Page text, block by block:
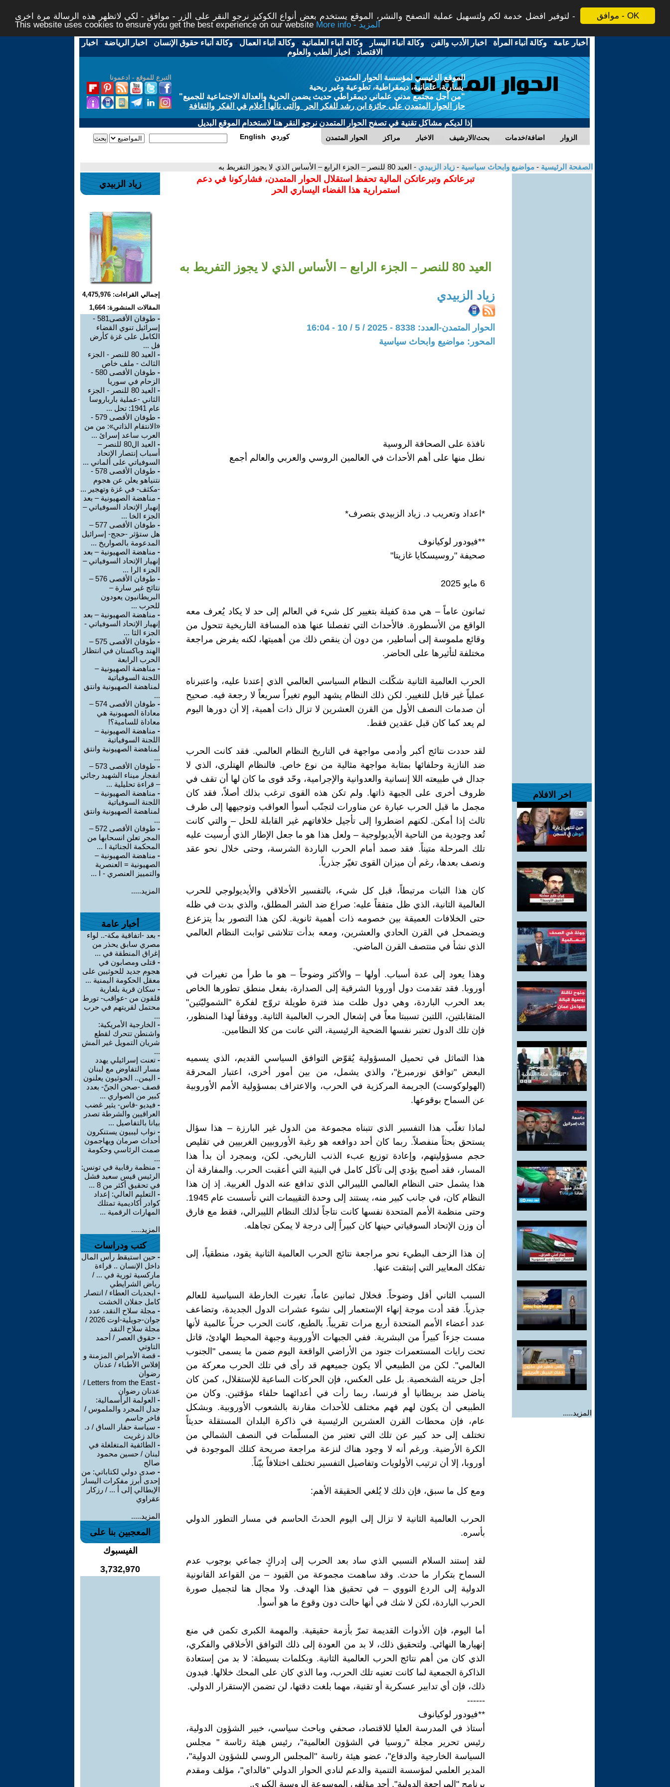
موافق - OK
لتوفير افضل خدمة لكم ولتسهيل عملية التصفح والنشر، الموقع يستخدم بعض أنواع الكوكيز نرجو النقر على الزر - موافق - لكي لاتظهر هذه الرسالة مرة اخرى -
This website uses cookies to ensure you get the best experience on our website
More info - المزيد
أخبار عامة -وكالة أنباء المرأة - اخبار الأدب والفن -وكالة أنباء اليسار -وكالة أنباء العلمانية -وكالة أنباء العمال -وكالة أنباء حقوق الإنسان - اخبار الرياضة - اخبار
الاقتصاد - اخبار الطب والعلوم
التبرع للموقع - ادعمونا
الموقع الرئيسي لمؤسسة الحوار المتمدن
يسارية، علمانية، ديمقراطية، تطوعية وغير ربحية
"من أجل مجتمع مدني علماني ديمقراطي حديث يضمن الحرية والعدالة الاجتماعية للجميع"
حاز الحوار المتمدن على جائزة ابن رشد للفكر الحر والتى نالها أعلام في الفكر والثقافة
إذا لديكم مشاكل تقنية في تصفح الحوار المتمدن نرجو النقر هنا لاستخدام الموقع البديل
الحوار المتمدن مراكز الاخبار بحث/الارشيف اضافة/خدمات الزوار English كوردي
الصفحة الرئيسية - مواضيع وابحاث سياسية - زياد الزبيدي - العيد 80 للنصر – الجزء الرابع – الأساس الذي لا يجوز التفريط به
اخر الافلام
المزيد.....
تبرعاتكم وتبرعاتكن المالية تحفظ استقلال الحوار المتمدن، فشاركونا في دعم
استمرارية هذا الفضاء اليساري الحر
العيد 80 للنصر – الجزء الرابع – الأساس الذي لا يجوز التفريط به
زياد الزبيدي
الحوار المتمدن-العدد: 8338 - 2025 / 5 / 10 - 16:04
المحور: مواضيع وابحاث سياسية
نافذة على الصحافة الروسية
نطل منها على أهم الأحداث في العالمين الروسي والعربي والعالم أجمع
*اعداد وتعريب د. زياد الزبيدي بتصرف*
**فيودور لوكيانوف
صحيفة "روسيسكايا غازيتا"
6 مايو 2025
ثمانون عاماً – هي مدة كفيلة بتغيير كل شيء في العالم إلى حد لا يكاد يُعرف معه
الواقع من الأسطورة. فالأحداث التي تفصلنا عنها هذه المسافة التاريخية تتحول من
وقائع ملموسة إلى أساطير، من دون أن ينقص ذلك من أهميتها، لكنه يفرض مراجعة
مختلفة لتأثيرها على الحاضر.
الحرب العالمية الثانية شكّلت النظام السياسي العالمي الذي إعتدنا عليه، واعتبرناه
عملياً غير قابل للتغيير. لكن ذلك النظام يشهد اليوم تغيراً سريعاً لا رجعة فيه. صحيح
أن صدمات النصف الأول من القرن العشرين لا تزال ذات أهمية، إلا أن دورها اليوم
لم يعد كما كان قبل عقدين فقط.
لقد حددت نتائج أكبر وأدمى مواجهة في التاريخ النظام العالمي. فقد كانت الحرب
ضد النازية وحلفائها بمثابة مواجهة مثالية من نوع خاص. فالنظام الهتلري، الذي لا
جدال في طبيعته اللا إنسانية والعدوانية والإجرامية، وحّد قوى ما كان لها أن تقف في
ظروف أخرى على الجبهة ذاتها. ولم تكن هذه القوى ترغب بذلك أصلاً، فقد كان
مجمل ما قبل الحرب عبارة عن مناورات لتجنّب أسوأ العواقب وتوجيهها إلى طرف
ثالث إذا أمكن. لكنهم اضطروا إلى تأجيل خلافاتهم غير القابلة للحل – والتي كانت
تُعد وجودية من الناحية الأيديولوجية – ولعل هذا هو ما جعل الإطار الذي أُرسيت عليه
تلك المرحلة متيناً. فقد صمد أمام الحرب الباردة الشرسة، وحتى خلال نحو عقد
ونصف بعدها، رغم أن ميزان القوى تغيّر جذرياً.
كان هذا الثبات مرتبطاً، قبل كل شيء، بالتفسير الأخلاقي والأيديولوجي للحرب
العالمية الثانية، الذي ظل متفقاً عليه: صراع ضد الشر المطلق، والذي بدت في ظله
حتى الخلافات العميقة بين خصومه ذات أهمية ثانوية. لكن هذا التصور بدأ يتزعزع
ويضمحل في القرن الحادي والعشرين، ومعه بدأت تتلاشى ثوابت النظام العالمي
الذي نشأ في منتصف القرن الماضي.
وهذا يعود إلى عدة أسباب. أولها – والأكثر وضوحاً – هو ما طرأ من تغيرات في
أوروبا. فقد تقدمت دول أوروبا الشرقية إلى الصدارة، بفعل منطق تطورها الخاص
بعد الحرب الباردة، وهي دول ظلت منذ فترة طويلة تروّج لفكرة "الشموليّتين"
المتقابلتين، اللتين تسببتا معاً في إشعال الحرب العالمية الثانية. ووفقاً لهذا المنظور،
فإن تلك الدول تعتبر نفسها الضحية الرئيسية، التي عانت من كلا النظامين.
هذا التماثل في تحميل المسؤولية يُقوّض التوافق السياسي القديم، الذي يسميه
البعض "توافق نورمبرغ"، والذي يشمل، من بين أمور أخرى، اعتبار المحرقة
(الهولوكوست) الجريمة المركزية في الحرب، والاعتراف بمسؤولية الأمم الأوروبية
عن السماح بوقوعها.
لماذا تغلّب هذا التفسير الذي تتبناه مجموعة من الدول غير البارزة – هذا سؤال
يستحق بحثاً منفصلاً. ربما كان أحد دوافعه هو رغبة الأوروبيين الغربيين في تقليص
حجم مسؤوليتهم، وإعادة توزيع عبء الذنب التاريخي. لكن، وبمجرد أن بدأ هذا
المسار، فقد أصبح يؤدي إلى تآكل كامل في البنية التي أعقبت الحرب. والمفارقة أن
هذا يشمل حتى النظام العالمي الليبرالي الذي تدافع عنه الدول الغربية. إذ إن هذا
النظام كان، في جانب كبير منه، يستند إلى وحدة التقييمات التي تأسست عام 1945.
وحتى منظمة الأمم المتحدة نفسها كانت نتاجاً لذلك النظام الليبرالي، فقط مع فارق
أن وزن الإتحاد السوفياتي حينها كان كبيراً إلى درجة لا يمكن تجاهله.
إن هذا الزحف البطيء نحو مراجعة نتائج الحرب العالمية الثانية يقود، منطقياً، إلى
تفكك المعايير التي إنبثقت عنها.
السبب الثاني أقل وضوحاً. فخلال ثمانين عاماً، تغيرت الخارطة السياسية للعالم
جذرياً. فقد أدت موجة إنهاء الإستعمار إلى نشوء عشرات الدول الجديدة، وتضاعف
عدد أعضاء الأمم المتحدة أربع مرات تقريباً. بالطبع، كانت الحرب حرباً عالمية لأنها
مست جزءاً كبيراً من البشرية. ففي الجبهات الأوروبية وجبهة المحيط الهادئ، قاتل
تحت رايات المستعمرات جنود من الأراضي الواقعة اليوم ضمن ما يسمى "الجنوب
العالمي". لكن من الطبيعي ألا يكون جميعهم قد رأى في تلك الحرب معركة من
أجل حريته الشخصية. بل على العكس، فإن الحركات الساعية للإستقلال، كمن كان
يناضل ضد بريطانيا أو فرنسا، ربما رأت في أعدائهما حلفاء مؤقتين. وكان من
الطبيعي أن يكون لهم فهم مختلف للأحداث مقارنة بالشعوب الأوروبية. وبشكل
عام، فإن محطات القرن العشرين الرئيسية في ذاكرة البلدان المستقلة حديثاً
تختلف إلى حد كبير عن تلك التي تعتبر من المسلّمات في النصف الشمالي من
الكرة الأرضية. ورغم أنه لا وجود هناك لنزعة مراجعة صريحة كتلك الموجودة في
أوروبا، إلا أن ترتيب الأولويات وتفاصيل التفسير تختلف اختلافاً بيّناً.
ومع كل ما سبق، فإن ذلك لا يُلغي الحقيقة الأهم:
الحرب العالمية الثانية لا تزال إلى اليوم الحدثَ الحاسم في مسار التطور الدولي
بأسره.
لقد إستند السلام النسبي الذي ساد بعد الحرب إلى إدراكٍ جماعي بوجوب عدم
السماح بتكرار ما حدث. وقد ساهمت مجموعة من القيود – من القواعد القانونية
الدولية إلى الردع النووي – في تحقيق هذا الهدف. ولا مجال هنا لتجميل صورة
الحرب الباردة، لكن لا شك في أنها حالت دون وقوع ما هو أسوأ.
أما اليوم، فإن الأدوات القديمة تمرّ بأزمة حقيقية. والمهمة الكبرى تكمن في منع
إنهيارها النهائي. ولتحقيق ذلك، لا بد من العودة إلى ذلك التوافق الأخلاقي والفكري،
الذي كان من أهم نتائج الحرب العالمية الثانية. وبكلمات بسيطة: لا بد من إستعادة
الذاكرة الجمعية لما كانت تعنيه تلك الحرب، وما الذي كان على المحك خلالها. فبدون
ذلك، فإن أي تدابير عسكرية أو تقنية، مهما بلغت دقتها، لن تضمن الإستقرار الدولي.
------
**فيودور لوكيانوف
أستاذ في المدرسة العليا للاقتصاد، صحفي وباحث سياسي، خبير الشؤون الدولية،
رئيس تحرير مجلة "روسيا في الشؤون العالمية"، رئيس هيئة رئاسة " مجلس
السياسة الخارجية والدفاع"، عضو هيئة رئاسة "المجلس الروسي للشؤون الدولية"،
المدير العلمي لمؤسسة التنمية والدعم لنادي الحوار الدولي "فالداي"، مؤلف ومقدم
برنامج "المراجعة الدولية". أحد مؤلفي الموسوعة الروسية الكبرى.
زياد الزبيدي
إجمالي القراءات: 4,475,976
المقالات المنشورة: 1,664
-
طوفان الأقصى581 -
إسرائيل تنوي القضاء
الكامل على غزة كأرض
فل ...
-
العيد 80 للنصر - الجزء
الثالث - ملف خاص
-
طوفان الأقصى 580 -
الزحام في سوريا
-
العيد 80 للنصر - الجزء
الثاني -عملية بارباروسا
عام 1941: تحل ...
-
طوفان الأقصى 579 -
«الانتقام الذاتي»: من من
العرب ساعد إسرائ ...
-
العيد ال80 للنصر –
أسباب إنتصار الإتحاد
السوفياتي على ألماني ...
-
طوفان الأقصى 578 -
نتنياهو يعلن عن هجوم
-مكثف- في غزة وتهجير ...
- مناهضة الصهيونية – بعد
إنهيار الإتحاد السوفياتي –
الجزء الخا ...
-
طوفان الأقصى 577 –
هل ستؤثر -حجج- إسرائيل
المدعومة بالصواريخ ...
- مناهضة الصهيونية – بعد
إنهيار الإتحاد السوفياتي –
الجزء الرا ...
-
طوفان الأقصى 576 –
نتائج غير سارة –
البريطانيون يعودون
للحرب ...
- مناهضة الصهيونية – بعد
إنهيار الإتحاد السوفياتي -
الجزء الثا ...
-
طوفان الأقصى 575 –
الهند وباكستان في انتظار
الحرب الرابعة
- مناهضة الصهيونية –
اللجنة السوفياتية
لمناهضة الصهيونية وانتق
...
-
طوفان الأقصى 574 –
معاداة الصهيونية هي
معاداة للسامية؟!
- مناهضة الصهيونية –
اللجنة السوفياتية
لمناهضة الصهيونية وانتق
...
-
طوفان الأقصى 573 –
انفجار ميناء الشهيد رجائي
– قراءة تحليلية ...
- مناهضة الصهيونية –
اللجنة السوفياتية
لمناهضة الصهيونية وانتق
...
-
طوفان الأقصى 572 –
المجر تعلن انسحابها من
المحكمة الجنائية ا ...
- مناهضة الصهيونية –
الصهيونية = العنصرية
والتمييز العنصري - ا ...
المزيد.....
أخبار عامة
- بعد -اتفاقية مكة-.. لواء
مصري سابق يحذر من
إغراق المنطقة في ...
- قتلى ومصابون في
هجوم جديد للحوثيين على
معقل الحكومة اليمنية ...
- سكان قرية بلغارية
قلقون من -عواقب- تورط
محتمل لقريتهم في حرب
...
- الخارجية الأمريكية:
واشنطن تتحرك لقطع
شريان التمويل غير المش
...
- تعنت إسرائيلي يهدد
مسار التفاوض مع لبنان
- اليمن.. الحوثيون يعلنون
قصف -صحن الجنّ- بعدد
كبير من الصواري ...
- فيديو -قاس- يثير غضب
العراقيين والشرطة تصدر
بيانا بالتفاصيل ...
- نواب ليبيون يستنكرون
أحداث صرمان ويهاجمون
صمت الرئاسي وحكومة
...
- منظمة رقابية في تونس:
الرئيس قيس سعيد فشل
في تحقيق أكثر من 8 ...
- التعليم العالي: إعداد
كوادر أكاديمية تمتلك
المهارات الرقمية ...
المزيد.....
كتب ودراسات
- حين استيقظ رأس المال
داخل الإنسان .. قراءة
ماركسية ثورية في ... /
رياض الشرايطي
- ابجديات العطاء / انتصار
كامل جفلان الخشت
- مجلة سلاح النقد، عدد
جوان-جويلية-اوت 2026 /
مجلة سلاح النقد
- حقوق العصر / أحمد
التاوتي
- قصة الأمراض المزمنة و
إفلاس الأطباء / عدنان
رضوان
-
Letters from the East /
عدنان رضوان
- العولمة الرأسمالية:
جدل المجرد والملموس /
فاخر جاسم
- سياسة حفار الساق / د.
خالد زغريت
- الطائفية المتغلغلة في
لبنان / حسين محمود
صالح
- صدى دولي لكتاباتي: من
إحدى أبرز مفكرات اليسار
الإيطالي إلى أ ... / رزكار
عقراوي
المزيد.....
المعجبين بنا على
الفيسبوك
3,732,970